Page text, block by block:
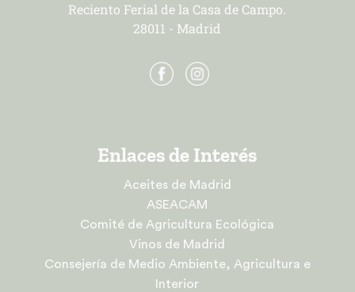
Reciento Ferial de la Casa de Campo.
28011 - Madrid
Enlaces de Interés
Aceites de Madrid
ASEACAM
Comité de Agricultura Ecológica
Vinos de Madrid
Consejería de Medio Ambiente, Agricultura e
Interior